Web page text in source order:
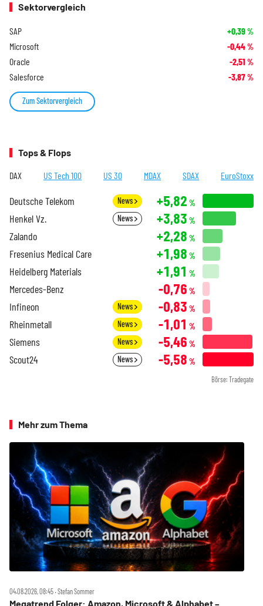
Sektorvergleich
SAP +0,39%
Microsoft -0,44%
Oracle -2,51 %
Salesforce -3,87%
Zum Sektorvergleich
Tops & Flops
DAX US Tech 100 US 30 MDAX SDAX EuroStoxx
Deutsche Telekom News +5,82 %
Henkel Vz. News +3,83 %
Zalando +2,28 %
Fresenius Medical Care +1,98 %
Heidelberg Materials +1,91 %
Mercedes-Benz -0,76 %
Infineon News -0,83 %
Rheinmetall News -1,01 %
Siemens News -5,46 %
Scout24 News -5,58 %
Börse: Tradegate
Mehr zum Thema
04.08.2026, 08:45 ‧ Stefan Sommer
Megatrend Folger: Amazon, Microsoft & Alphabet –